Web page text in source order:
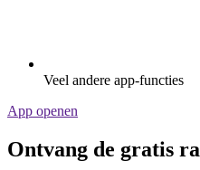
Veel andere app-functies
App openen
Ontvang de gratis